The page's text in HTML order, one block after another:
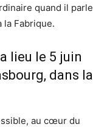
quand il parle
la Fabrique.
lieu le 5 juin
dans la
au cœur du